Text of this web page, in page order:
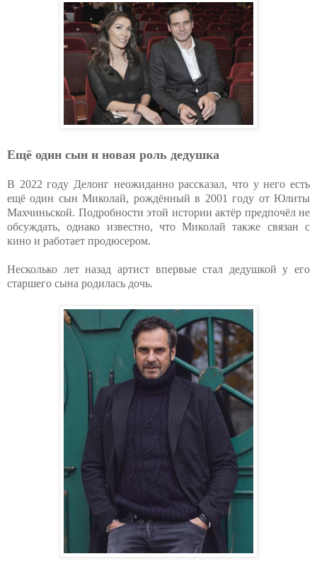
Ещё один сын и новая роль дедушка
В 2022 году Делонг неожиданно рассказал, что у него есть
ещё один сын Миколай, рождённый в 2001 году от Юлиты
Махчиньской. Подробности этой истории актёр предпочёл не
обсуждать, однако известно, что Миколай также связан с
кино и работает продюсером.
Несколько лет назад артист впервые стал дедушкой у его
старшего сына родилась дочь.